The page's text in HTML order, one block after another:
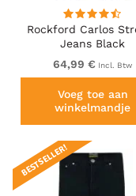
Rockford Carlos
Jeans Black
64,99 € Incl. Btw
Voeg toe aan
winkelmandje
BESTSELLER!